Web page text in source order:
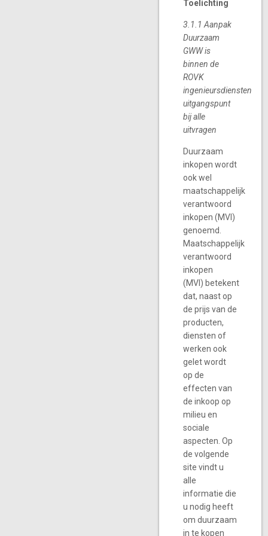
Toelichting
3.1.1 Aanpak
Duurzaam
GWW is
binnen de
ROVK
ingenieursdiensten
uitgangspunt
bij alle
uitvragen
Duurzaam
inkopen wordt
ook wel
maatschappelijk
verantwoord
inkopen (MVI)
genoemd.
Maatschappelijk
verantwoord
inkopen
(MVI) betekent
dat, naast op
de prijs van de
producten,
diensten of
werken ook
gelet wordt
op de
effecten van
de inkoop op
milieu en
sociale
aspecten. Op
de volgende
site vindt u
alle
informatie die
u nodig heeft
om duurzaam
in te kopen